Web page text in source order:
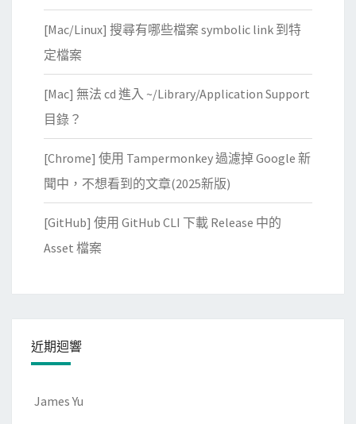
[Mac/Linux] 搜尋有哪些檔案 symbolic link 到特
定檔案
[Mac] 無法 cd 進入 ~/Library/Application Support
目錄？
[Chrome] 使用 Tampermonkey 過濾掉 Google 新
聞中，不想看到的文章(2025新版)
[GitHub] 使用 GitHub CLI 下載 Release 中的
Asset 檔案
近期迴響
James Yu